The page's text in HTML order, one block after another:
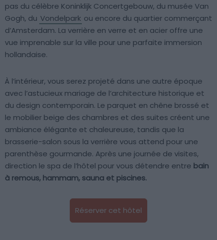
pas du célèbre Koninklijk Concertgebouw, du musée Van
Gogh, du Vondelpark ou encore du quartier commerçant
d’Amsterdam. La verrière en verre et en acier offre une
vue imprenable sur la ville pour une parfaite immersion
hollandaise.
À l’intérieur, vous serez projeté dans une autre époque
avec l’astucieux mariage de l’architecture historique et
du design contemporain. Le parquet en chêne brossé et
le mobilier beige des chambres et des suites créent une
ambiance élégante et chaleureuse, tandis que la
brasserie-salon sous la verrière vous attend pour une
parenthèse gourmande. Après une journée de visites,
direction le spa de l’hôtel pour vous détendre entre bain
à remous, hammam, sauna et piscines.
Réserver cet hôtel